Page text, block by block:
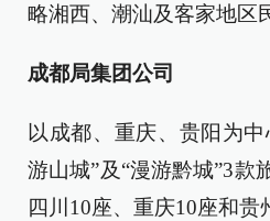
略湘西、潮汕及客家地区
成都局集团公司
以成都、重庆、贵阳为
游山城”及“漫游黔城”3款
四川10座、重庆10座和贵